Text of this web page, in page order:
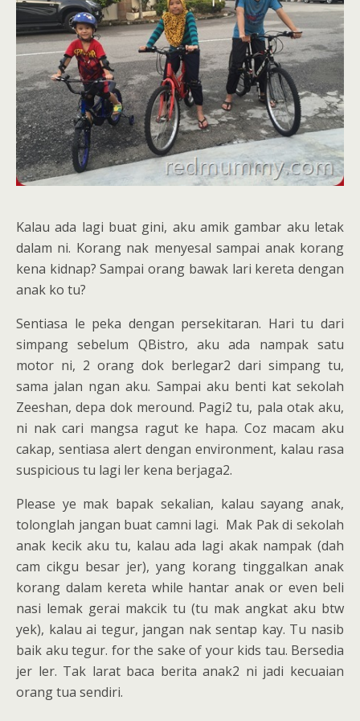
Kalau ada lagi buat gini, aku amik gambar aku letak
dalam ni. Korang nak menyesal sampai anak korang
kena kidnap? Sampai orang bawak lari kereta dengan
anak ko tu?
Sentiasa le peka dengan persekitaran. Hari tu dari
simpang sebelum QBistro, aku ada nampak satu
motor ni, 2 orang dok berlegar2 dari simpang tu,
sama jalan ngan aku. Sampai aku benti kat sekolah
Zeeshan, depa dok meround. Pagi2 tu, pala otak aku,
ni nak cari mangsa ragut ke hapa. Coz macam aku
cakap, sentiasa alert dengan environment, kalau rasa
suspicious tu lagi ler kena berjaga2.
Please ye mak bapak sekalian, kalau sayang anak,
tolonglah jangan buat camni lagi. Mak Pak di sekolah
anak kecik aku tu, kalau ada lagi akak nampak (dah
cam cikgu besar jer), yang korang tinggalkan anak
korang dalam kereta while hantar anak or even beli
nasi lemak gerai makcik tu (tu mak angkat aku btw
yek), kalau ai tegur, jangan nak sentap kay. Tu nasib
baik aku tegur. for the sake of your kids tau. Bersedia
jer ler. Tak larat baca berita anak2 ni jadi kecuaian
orang tua sendiri.